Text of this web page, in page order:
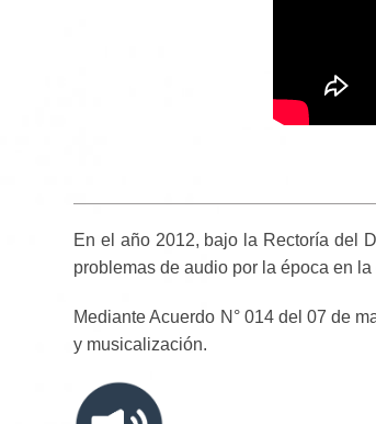
En el año 2012, bajo la Rectoría del
problemas de audio por la época en
Mediante Acuerdo N° 014 del 07 de
y musicalización.